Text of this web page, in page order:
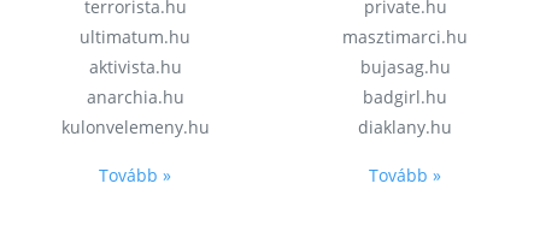
terrorista.hu
ultimatum.hu
aktivista.hu
anarchia.hu
kulonvelemeny.hu
Tovább »
private.hu
masztimarci.hu
bujasag.hu
badgirl.hu
diaklany.hu
Tovább »